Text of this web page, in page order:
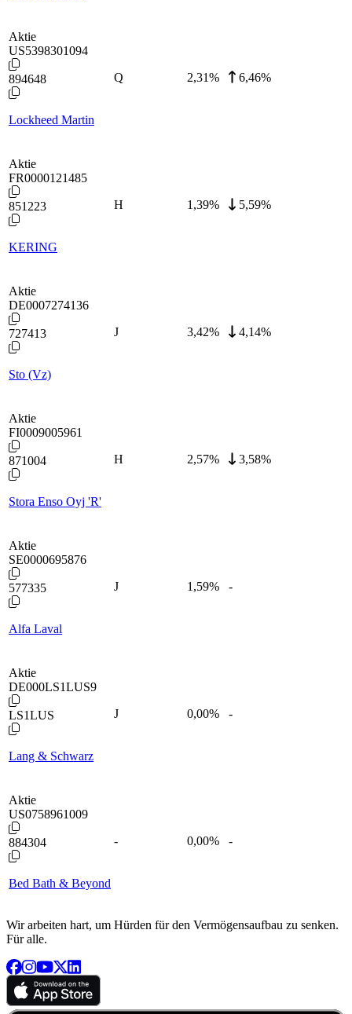
Aktie
US5398301094
894648
Lockheed Martin
Q 2,31% 6,46%
Aktie
FR0000121485
851223
KERING
H 1,39% 5,59%
Aktie
DE0007274136
727413
Sto (Vz)
J 3,42% 4,14%
Aktie
FI0009005961
871004
Stora Enso Oyj 'R'
H 2,57% 3,58%
Aktie
SE0000695876
577335
Alfa Laval
J 1,59% -
Aktie
DE000LS1LUS9
LS1LUS
Lang & Schwarz
J 0,00% -
Aktie
US0758961009
884304
Bed Bath & Beyond
- 0,00% -
Wir arbeiten hart, um Hürden für den Vermögensaufbau zu senken.
Für alle.